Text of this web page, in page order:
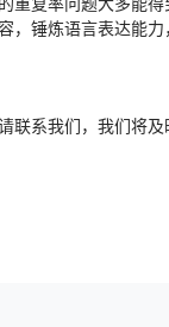
，锤炼语言表达能
联系我们，我们将及